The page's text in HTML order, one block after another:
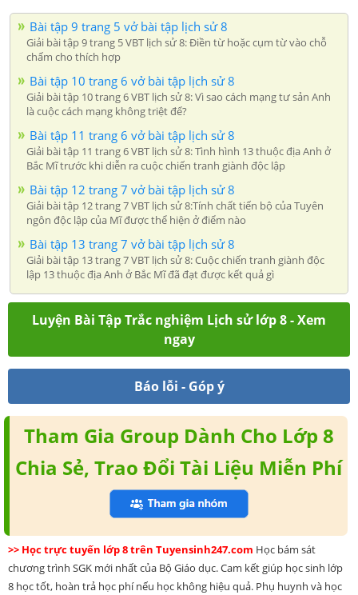
Bài tập 9 trang 5 vở bài tập lịch sử 8
Giải bài tập 9 trang 5 VBT lịch sử 8: Điền từ hoặc cụm từ vào chỗ
chấm cho thích hợp
Bài tập 10 trang 6 vở bài tập lịch sử 8
Giải bài tập 10 trang 6 VBT lịch sử 8: Vì sao cách mạng tư sản Anh
là cuộc cách mạng không triệt để?
Bài tập 11 trang 6 vở bài tập lịch sử 8
Giải bài tập 11 trang 6 VBT lịch sử 8: Tình hình 13 thuộc địa Anh ở
Bắc Mĩ trước khi diễn ra cuộc chiến tranh giành độc lập
Bài tập 12 trang 7 vở bài tập lịch sử 8
Giải bài tập 12 trang 7 VBT lịch sử 8:Tính chất tiến bộ của Tuyên
ngôn độc lập của Mĩ được thể hiện ở điểm nào
Bài tập 13 trang 7 vở bài tập lịch sử 8
Giải bài tập 13 trang 7 VBT lịch sử 8: Cuộc chiến tranh giành độc
lập 13 thuộc địa Anh ở Bắc Mĩ đã đạt được kết quả gì
Luyện Bài Tập Trắc nghiệm Lịch sử lớp 8 - Xem
ngay
Báo lỗi - Góp ý
Tham Gia Group Dành Cho Lớp 8
Chia Sẻ, Trao Đổi Tài Liệu Miễn Phí
>> Học trực tuyến lớp 8 trên Tuyensinh247.com Học bám sát
chương trình SGK mới nhất của Bộ Giáo dục. Cam kết giúp học sinh lớp
8 học tốt, hoàn trả học phí nếu học không hiệu quả. Phụ huynh và học